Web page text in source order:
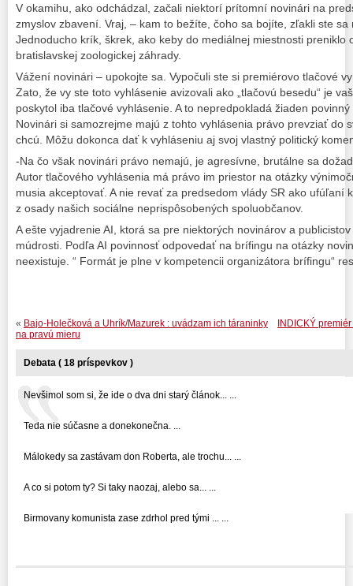
V okamihu, ako odchádzal, začali niektorí prítomní novinári na
zmyslov zbavení. Vraj, – kam to bežíte, čoho sa bojíte, zľakli ste
Jednoducho krík, škrek, ako keby do mediálnej miestnosti preniklo
bratislavskej zoologickej záhrady.
Vážení novinári – upokojte sa. Vypočuli ste si premiérovo tlačové
Zato, že vy ste toto vyhlásenie avizovali ako „tlačovú besedu“ je
poskytol iba tlačové vyhlásenie. A to nepredpokladá žiaden
Novinári si samozrejme majú z tohto vyhlásenia právo prevziať do
chcú. Môžu dokonca dať k vyhláseniu aj svoj vlastný politický
-Na čo však novinári právo nemajú, je agresívne, brutálne sa
Autor tlačového vyhlásenia má právo im priestor na otázky
musia akceptovať. A nie revať za predsedom vlády SR ako ufúľaní
z osady našich sociálne neprispôsobených spoluobčanov.
A ešte vyjadrenie AI, ktorá sa pre niektorých novinárov a
múdrosti. Podľa AI povinnosť odpovedať na brífingu na otázky
neexistuje. “ Formát je plne v kompetencii organizátora brífingu“
INDICKÝ
« Bajo-Holečková a Uhrík/Mazurek : uvádzam ich táraninky
na pravú mieru
Debata ( 18 príspevkov )
Nevšimol som si, že ide o dva dni starý článok... ...
Teda nie súčasne a donekonečna. ...
Málokedy sa zastávam don Roberta, ale trochu... ...
A co si potom ty? Si taky naozaj, alebo sa... ...
Birmovany komunista zase zdrhol pred tými ... ...